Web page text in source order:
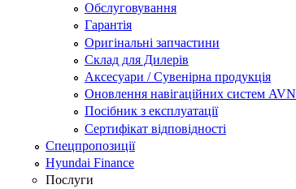
Обслуговування
Гарантія
Оригінальні запчастини
Склад для Дилерів
Аксесуари / Сувенірна продукція
Оновлення навігаційних систем AVN
Посібник з експлуатації
Сертифікат відповідності
Спецпропозиції
Hyundai Finance
Послуги